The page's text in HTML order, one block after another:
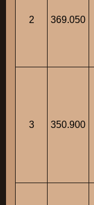
2 369.050
3 350.900